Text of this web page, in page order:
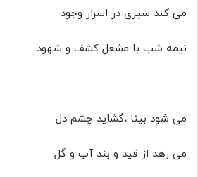
می کند سیری در اسرار وجود
نیمه شب با مشعل کشف و شهود
می شود بینا ،گشاید چشم دل
می رهد از قید و بند آب و گل